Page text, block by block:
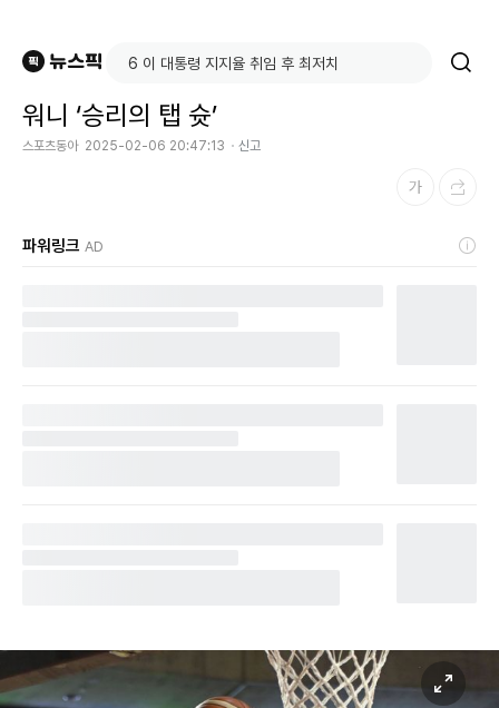
워니 ‘승리의 탭 슛’
스포츠동아 2025-02-06 20:47:13 신고
파워링크 AD